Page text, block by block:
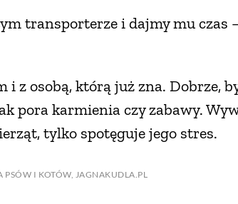
transporterze i dajmy mu czas
z osobą, którą już zna. Dobrze,
pora karmienia czy zabawy.
tylko spotęguje jego stres.
PSÓW I KOTÓW, JAGNAKUDLA.PL